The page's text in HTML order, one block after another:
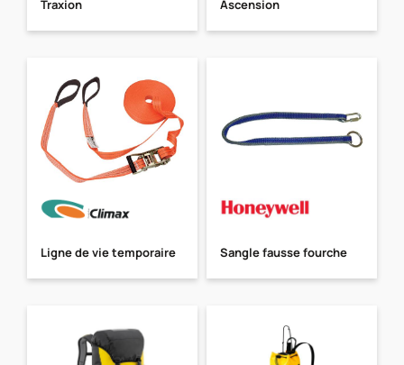
Traxion Ascension
Ligne de vie temporaire Sangle fausse fourche